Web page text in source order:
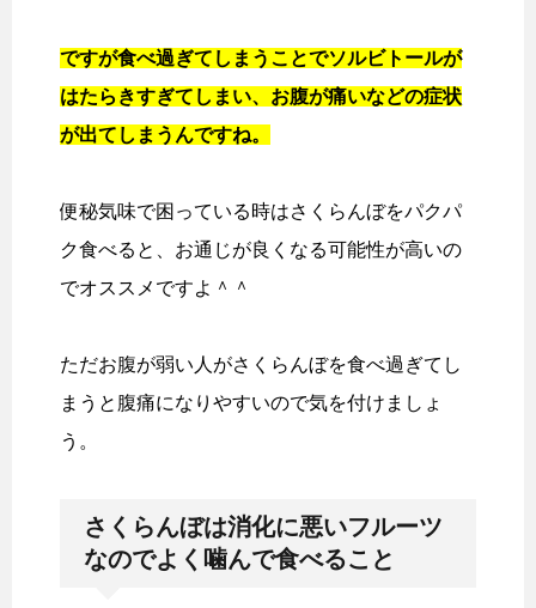
ですが食べ過ぎてしまうことでソルビトールが
はたらきすぎてしまい、お腹が痛いなどの症状
が出てしまうんですね。
便秘気味で困っている時はさくらんぼをパクパ
ク食べると、お通じが良くなる可能性が高いの
でオススメですよ＾＾
ただお腹が弱い人がさくらんぼを食べ過ぎてし
まうと腹痛になりやすいので気を付けましょ
う。
さくらんぼは消化に悪いフルーツ
なのでよく噛んで食べること